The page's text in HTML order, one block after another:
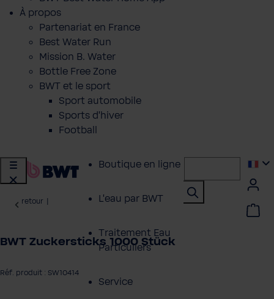
À propos
Partenariat en France
Best Water Run
Mission B. Water
Bottle Free Zone
BWT et le sport
Sport automobile
Sports d'hiver
Football
Boutique en ligne
L'eau par BWT
Traitement Eau
Particuliers
Service
retour
BWT Zuckersticks 1000 Stück
Réf. produit : SW10414